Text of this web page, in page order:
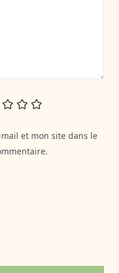
et mon site dans le